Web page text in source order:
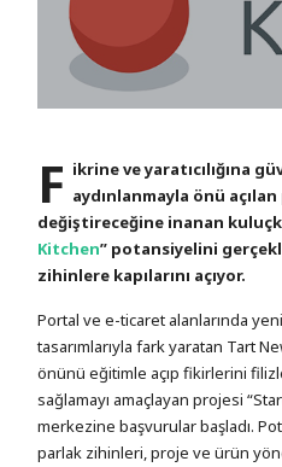
F ikrine ve yaratıcılığına
aydınlanmayla önü
değiştireceğine inanan
Kitchen” potansiyelini
zihinlere kapılarını açıyor.
Portal ve e-ticaret alanlarında
tasarımlarıyla fark yaratan Tart
önünü eğitimle açıp fikirlerini
sağlamayı amaçlayan projesi
merkezine başvurular başladı.
parlak zihinleri, proje ve ürün